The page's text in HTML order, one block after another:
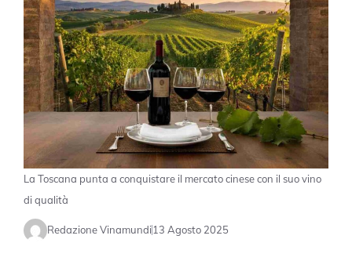
La Toscana punta a conquistare il mercato cinese con il suo vino
di qualità
Redazione Vinamundi13 Agosto 2025